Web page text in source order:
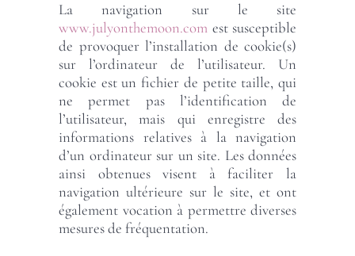
La navigation sur le site
www.julyonthemoon.com est susceptible
de provoquer l’installation de cookie(s)
sur l’ordinateur de l’utilisateur. Un
cookie est un fichier de petite taille, qui
ne permet pas l’identification de
l’utilisateur, mais qui enregistre des
informations relatives à la navigation
d’un ordinateur sur un site. Les données
ainsi obtenues visent à faciliter la
navigation ultérieure sur le site, et ont
également vocation à permettre diverses
mesures de fréquentation.